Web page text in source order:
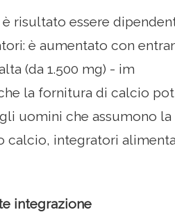
risultato essere
è aumentato con
(da 1.500 mg) - im
la fornitura di calcio
uomini che assumono la
calcio, integratori
integrazione